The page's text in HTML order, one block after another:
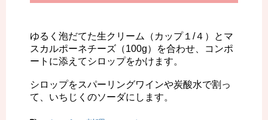
ゆるく泡だてた生クリーム（カップ１/４）とマ
スカルポーネチーズ（100g）を合わせ、コンポ
ートに添えてシロップをかけます。
シロップをスパーリングワインや炭酸水で割っ
て、いちじくのソーダにします。